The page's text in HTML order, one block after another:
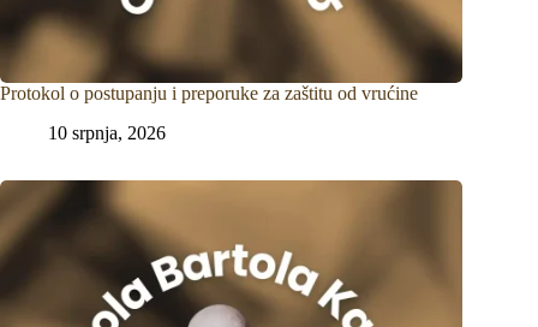
Protokol o postupanju i preporuke za zaštitu od vrućine
10 srpnja, 2026